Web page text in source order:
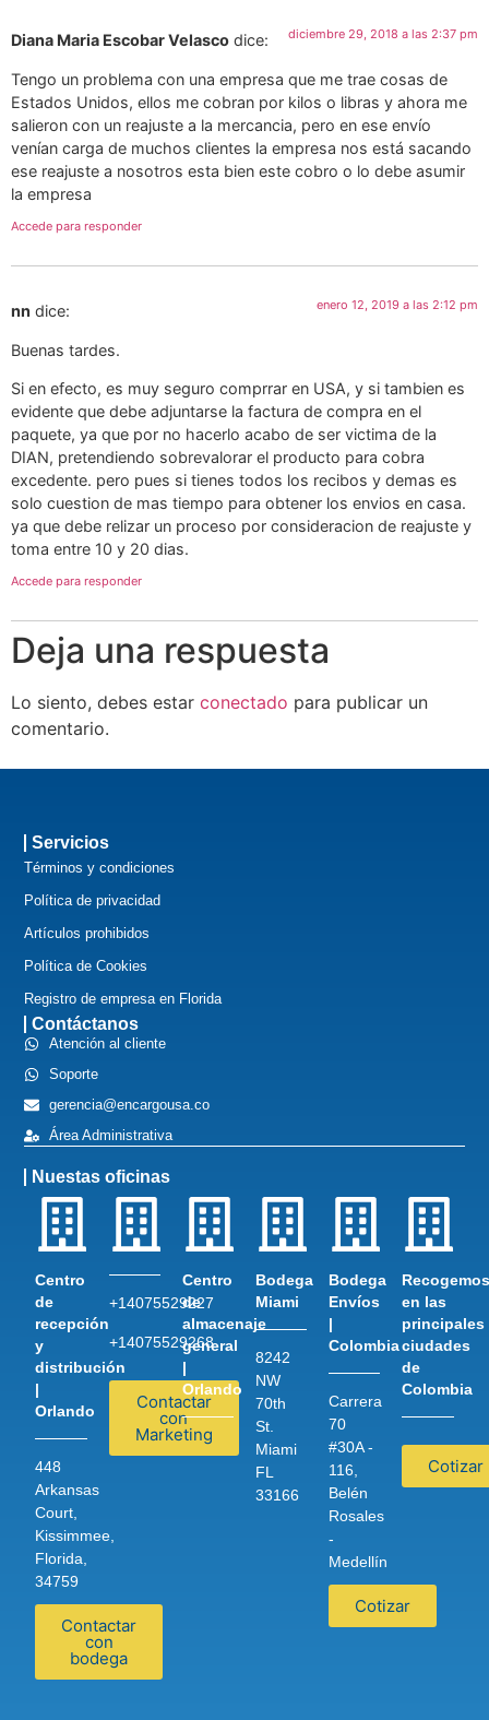
Diana Maria Escobar Velasco dice: diciembre 29, 2018 a las 2:37 pm
Tengo un problema con una empresa que me trae cosas de
Estados Unidos, ellos me cobran por kilos o libras y ahora me
salieron con un reajuste a la mercancia, pero en ese envío
venían carga de muchos clientes la empresa nos está sacando
ese reajuste a nosotros esta bien este cobro o lo debe asumir
la empresa
Accede para responder
nn dice: enero 12, 2019 a las 2:12 pm
Buenas tardes.
Si en efecto, es muy seguro comprrar en USA, y si tambien es
evidente que debe adjuntarse la factura de compra en el
paquete, ya que por no hacerlo acabo de ser victima de la
DIAN, pretendiendo sobrevalorar el producto para cobra
excedente. pero pues si tienes todos los recibos y demas es
solo cuestion de mas tiempo para obtener los envios en casa.
ya que debe relizar un proceso por consideracion de reajuste y
toma entre 10 y 20 dias.
Accede para responder
Deja una respuesta
Lo siento, debes estar conectado para publicar un
comentario.
Servicios
Términos y condiciones
Política de privacidad
Artículos prohibidos
Política de Cookies
Registro de empresa en Florida
Contáctanos
Atención al cliente
Soporte
gerencia@encargousa.co
Área Administrativa
Nuestas oficinas
Centro
de
recepción
y
distribución
|
Orlando
448
Arkansas
Court,
Kissimmee,
Florida,
34759
Contactar
con
bodega
+14075529227
+14075529268
Contactar
con
Marketing
Centro
de
almacenaje
general
|
Orlando
Bodega
Miami
8242
NW
70th
St.
Miami
FL
33166
Bodega
Envíos
|
Colombia
Carrera
70
#30A -
116,
Belén
Rosales
-
Medellín
Cotizar
en las
principales
ciudades
de
Colombia
Cotizar